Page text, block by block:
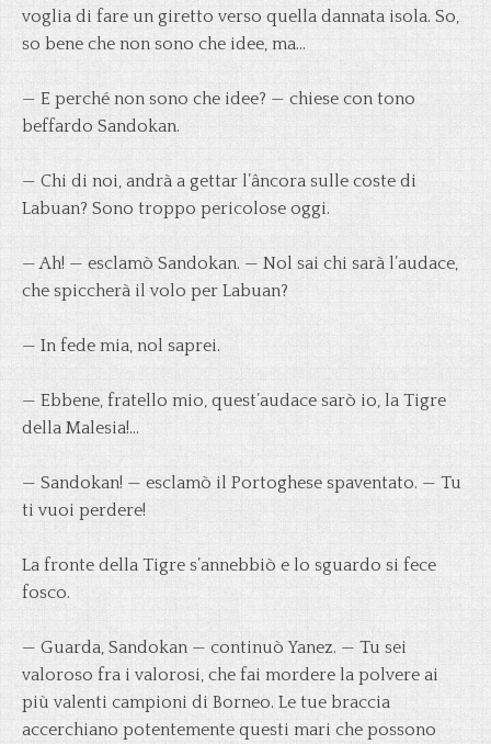
voglia di fare un giretto verso quella dannata isola. So,
so bene che non sono che idee, ma…
— E perché non sono che idee? — chiese con tono
beffardo Sandokan.
— Chi di noi, andrà a gettar l’âncora sulle coste di
Labuan? Sono troppo pericolose oggi.
— Ah! — esclamò Sandokan. — Nol sai chi sarà l’audace,
che spiccherà il volo per Labuan?
— In fede mia, nol saprei.
— Ebbene, fratello mio, quest’audace sarò io, la Tigre
della Malesia!…
— Sandokan! — esclamò il Portoghese spaventato. — Tu
ti vuoi perdere!
La fronte della Tigre s’annebbiò e lo sguardo si fece
fosco.
— Guarda, Sandokan — continuò Yanez. — Tu sei
valoroso fra i valorosi, che fai mordere la polvere ai
più valenti campioni di Borneo. Le tue braccia
accerchiano potentemente questi mari che possono